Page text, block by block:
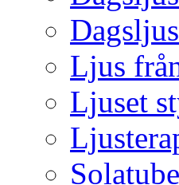
Ljus
Ljuset
Solatube